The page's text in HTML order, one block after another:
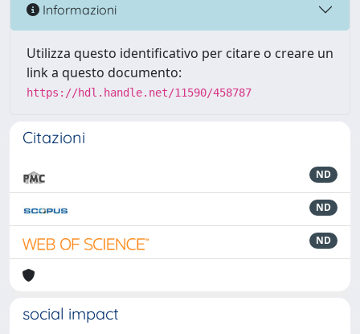
Informazioni
Utilizza questo identificativo per citare o creare un
link a questo documento:
https://hdl.handle.net/11590/458787
Citazioni
ND
ND
ND
social impact